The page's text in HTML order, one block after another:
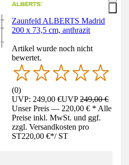
Zaunfeld ALBERTS Madrid
200 x 73,5 cm, anthrazit
Artikel wurde noch nicht
bewertet.
(0)
UVP: 249,00 €UVP249,00 €
Unser Preis — 220,00 € * Alle
Preise inkl. MwSt. und ggf.
zzgl. Versandkosten pro
ST220,00 €*/ ST